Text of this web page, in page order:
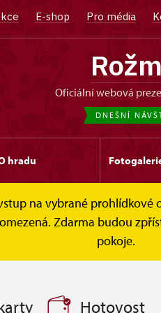
E-shop Pro média
oficiální webová
DNEŠNÍ
hradu
na vybrané
Zdarma budou
pokoje.
Vstupné
Hotovost